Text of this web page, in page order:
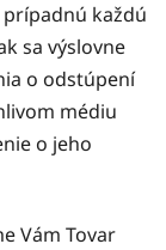
každú
sa výslovne
o odstúpení
médiu
o jeho
Vám Tovar